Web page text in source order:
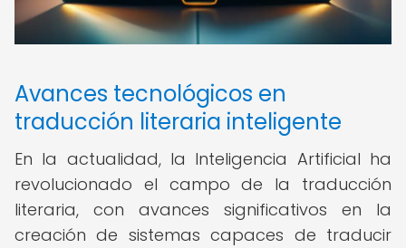
Avances tecnológicos en
traducción literaria inteligente
En la actualidad, la Inteligencia Artificial ha
revolucionado el campo de la traducción
literaria, con avances significativos en la
creación de sistemas capaces de traducir